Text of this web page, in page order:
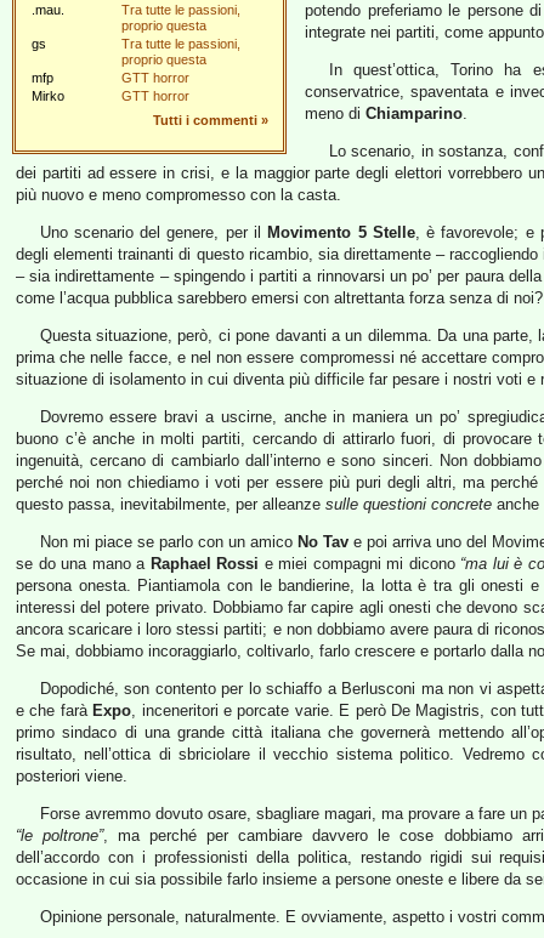
.mau.
Tra tutte le passioni,
proprio questa
gs
Tra tutte le passioni,
proprio questa
mfp
GTT horror
Mirko
GTT horror
Tutti i commenti »
potendo preferiamo le persone
integrate nei partiti, come
In quest’ottica, Torino ha
conservatrice, spaventata e
meno di Chiamparino.
Lo scenario, in sostanza,
dei partiti ad essere in crisi, e la maggior parte degli elettori vorrebbero
più nuovo e meno compromesso con la casta.
Uno scenario del genere, per il Movimento 5 Stelle, è favorevole; e
degli elementi trainanti di questo ricambio, sia direttamente –
– sia indirettamente – spingendo i partiti a rinnovarsi un po’ per paura
come l’acqua pubblica sarebbero emersi con altrettanta forza senza di
Questa situazione, però, ci pone davanti a un dilemma. Da una parte,
prima che nelle facce, e nel non essere compromessi né accettare
situazione di isolamento in cui diventa più difficile far pesare i nostri voti e
Dovremo essere bravi a uscirne, anche in maniera un po’
buono c’è anche in molti partiti, cercando di attirarlo fuori, di
ingenuità, cercano di cambiarlo dall’interno e sono sinceri. Non
perché noi non chiediamo i voti per essere più puri degli altri, ma
questo passa, inevitabilmente, per alleanze sulle questioni concrete anche
Non mi piace se parlo con un amico No Tave poi arriva uno del
se do una mano a Raphael Rossi e miei compagni mi dicono “ma lui è
persona onesta. Piantiamola con le bandierine, la lotta è tra gli
interessi del potere privato. Dobbiamo far capire agli onesti che devono
ancora scaricare i loro stessi partiti; e non dobbiamo avere paura di
Se mai, dobbiamo incoraggiarlo, coltivarlo, farlo crescere e portarlo dalla
Dopodiché, son contento per lo schiaffo a Berlusconi ma non vi
e che farà Expo, inceneritori e porcate varie. E però De Magistris, con
primo sindaco di una grande città italiana che governerà mettendo
risultato, nell’ottica di sbriciolare il vecchio sistema politico.
posteriori viene.
Forse avremmo dovuto osare, sbagliare magari, ma provare a fare un
“le poltrone”, ma perché per cambiare davvero le cose dobbiamo
dell’accordo con i professionisti della politica, restando rigidi sui
occasione in cui sia possibile farlo insieme a persone oneste e libere da
Opinione personale, naturalmente. E ovviamente, aspetto i vostri